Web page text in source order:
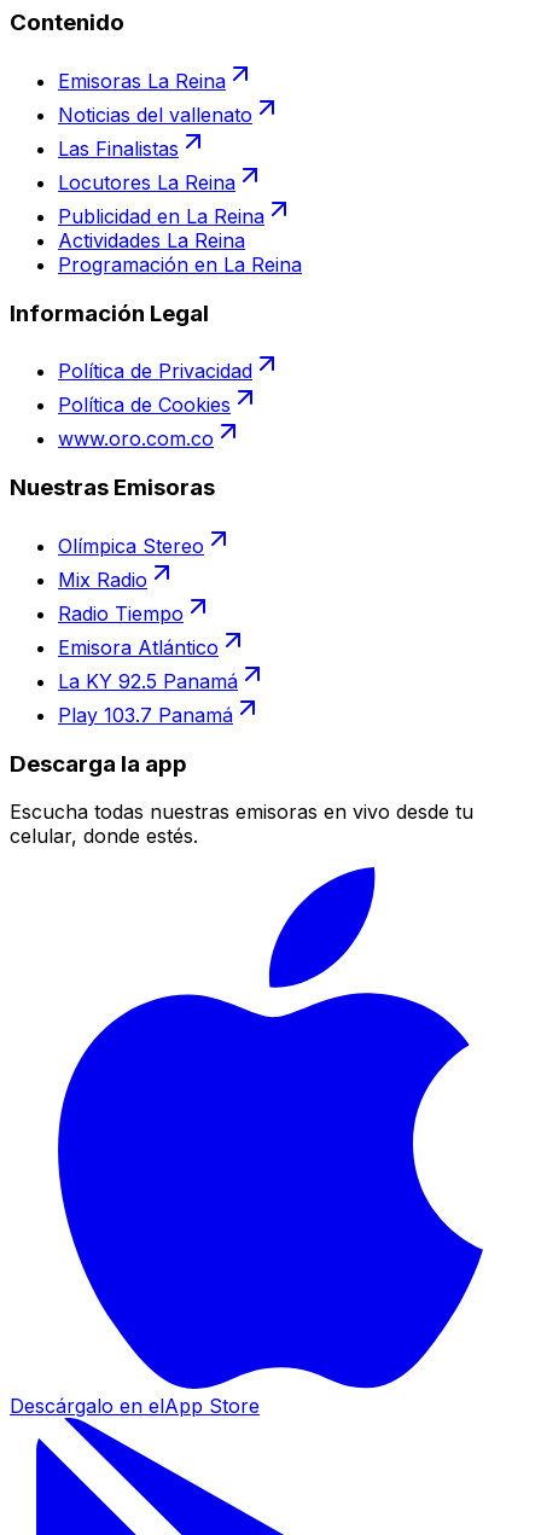
Contenido
Emisoras La Reina
Noticias del vallenato
Las Finalistas
Locutores La Reina
Publicidad en La Reina
Actividades La Reina
Programación en La Reina
Información Legal
Política de Privacidad
Política de Cookies
www.oro.com.co
Nuestras Emisoras
Olímpica Stereo
Mix Radio
Radio Tiempo
Emisora Atlántico
La KY 92.5 Panamá
Play 103.7 Panamá
Descarga la app
Escucha todas nuestras emisoras en vivo desde tu
celular, donde estés.
Descárgalo en elApp Store